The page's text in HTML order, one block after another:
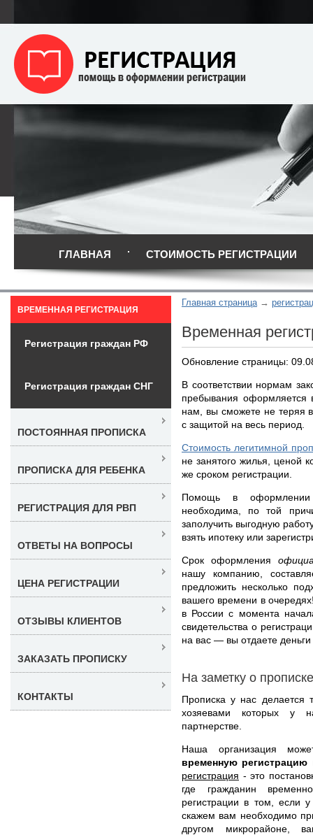
ГЛАВНАЯ СТОИМОСТЬ РЕГИСТРАЦИИ
Главная страница
Временная
Обновление страницы:
В соответствии нормам
пребывания оформляется
нам, вы сможете не теряя
с защитой на весь период.
Стоимость легитимной
не занятого жилья, ценой
же сроком регистрации.
Помощь в
необходима, по той
заполучить выгодную
взять ипотеку или
Срок оформления
нашу компанию,
предложить несколько
вашего времени в
в России с момента
свидетельства о
на вас — вы отдаете
На заметку о прописке
Прописка у нас
хозяевами которых у
партнерстве.
Наша организация
временную
регистрация - это
где гражданин
регистрации в том, если
скажем вам необходимо
другом микрорайоне,
ВРЕМЕННАЯ РЕГИСТРАЦИЯ
Регистрация граждан РФ
Регистрация граждан СНГ
ПОСТОЯННАЯ ПРОПИСКА
ПРОПИСКА ДЛЯ РЕБЕНКА
РЕГИСТРАЦИЯ ДЛЯ РВП
ОТВЕТЫ НА ВОПРОСЫ
ЦЕНА РЕГИСТРАЦИИ
ОТЗЫВЫ КЛИЕНТОВ
ЗАКАЗАТЬ ПРОПИСКУ
КОНТАКТЫ